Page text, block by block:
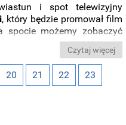
i spot telewizyjny
, który będzie promował film
spocie możemy zobaczyć
chińskiego pochodzenia
w nową postaćRose Tico
Czytaj więcej
20 21 22 23